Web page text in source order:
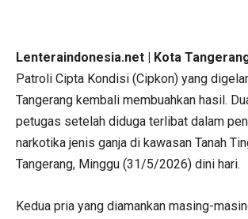
Lenteraindonesia.net | Kota
Patroli Cipta Kondisi (Cipkon) yang
Tangerang kembali membuahkan hasil.
petugas setelah diduga terlibat dalam
narkotika jenis ganja di kawasan Tanah
Tangerang, Minggu (31/5/2026) dini hari.
Kedua pria yang diamankan masing-